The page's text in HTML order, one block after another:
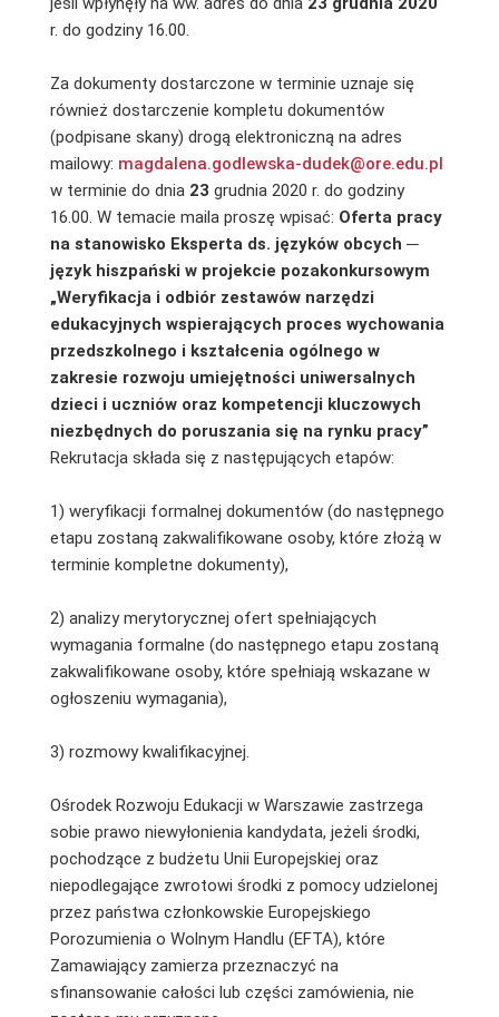
r. do godziny 16.00.
Za dokumenty dostarczone w terminie uznaje się
również dostarczenie kompletu dokumentów
(podpisane skany) drogą elektroniczną na adres
mailowy: magdalena.godlewska-dudek@ore.edu.pl
w terminie do dnia 23 grudnia 2020 r. do godziny
16.00. W temacie maila proszę wpisać: Oferta pracy
na stanowisko Eksperta ds. języków obcych ─
język hiszpański w projekcie pozakonkursowym
„Weryfikacja i odbiór zestawów narzędzi
edukacyjnych wspierających proces wychowania
przedszkolnego i kształcenia ogólnego w
zakresie rozwoju umiejętności uniwersalnych
dzieci i uczniów oraz kompetencji kluczowych
niezbędnych do poruszania się na rynku pracy”
Rekrutacja składa się z następujących etapów:
1) weryfikacji formalnej dokumentów (do następnego
etapu zostaną zakwalifikowane osoby, które złożą w
terminie kompletne dokumenty),
2) analizy merytorycznej ofert spełniających
wymagania formalne (do następnego etapu zostaną
zakwalifikowane osoby, które spełniają wskazane w
ogłoszeniu wymagania),
3) rozmowy kwalifikacyjnej.
Ośrodek Rozwoju Edukacji w Warszawie zastrzega
sobie prawo niewyłonienia kandydata, jeżeli środki,
pochodzące z budżetu Unii Europejskiej oraz
niepodlegające zwrotowi środki z pomocy udzielonej
przez państwa członkowskie Europejskiego
Porozumienia o Wolnym Handlu (EFTA), które
Zamawiający zamierza przeznaczyć na
sfinansowanie całości lub części zamówienia, nie